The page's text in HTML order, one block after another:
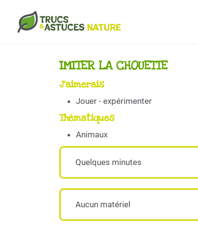
Aller au contenu principal
IMITER LA CHOUETTE
J'aimerais
Jouer - expérimenter
Thématiques
Animaux
Quelques minutes
Aucun matériel